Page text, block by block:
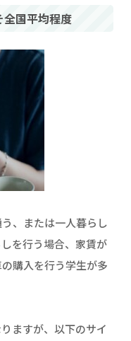
全国平均程度
、または一人暮らし
を行う場合、家賃が
購入を行う学生が多
ますが、以下のサイ